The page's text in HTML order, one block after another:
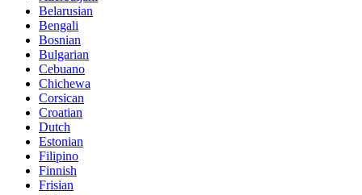
Belarusian
Bengali
Bosnian
Bulgarian
Cebuano
Chichewa
Corsican
Croatian
Dutch
Estonian
Filipino
Finnish
Frisian